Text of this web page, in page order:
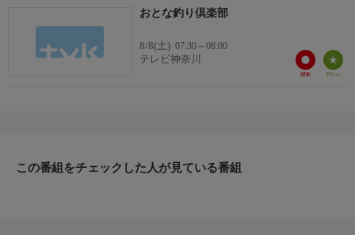
歴史や文化と触れ合い、自分で釣った魚を堪能する……。日々を
おとな釣り倶楽部
8/8(土) 07:30～08:00
テレビ神奈川
この番組をチェックした人が見ている番組